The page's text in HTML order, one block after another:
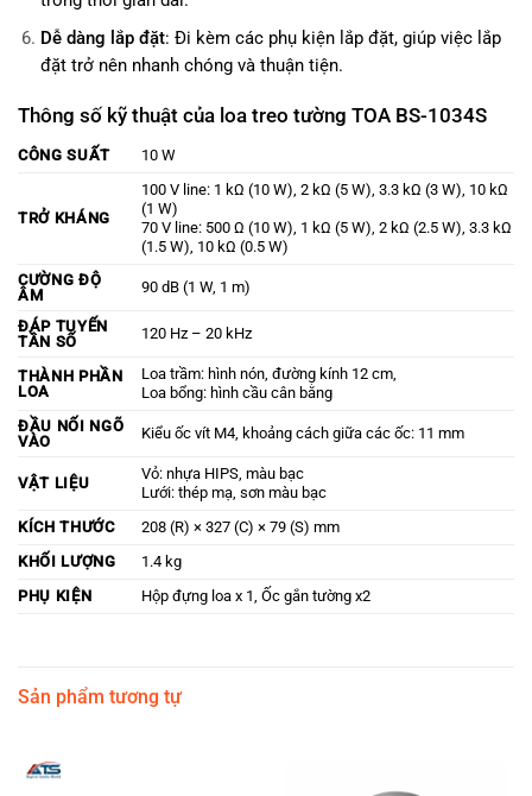
Dễ dàng lắp đặt: Đi kèm các phụ kiện lắp đặt, giúp việc lắp
đặt trở nên nhanh chóng và thuận tiện.
Thông số kỹ thuật của loa treo tường TOA BS-1034S
CÔNG SUẤT 10 W
TRỞ KHÁNG
100 V line: 1 kΩ (10 W), 2 kΩ (5 W), 3.3 kΩ (3 W), 10 kΩ
(1 W)
70 V line: 500 Ω (10 W), 1 kΩ (5 W), 2 kΩ (2.5 W), 3.3 kΩ
(1.5 W), 10 kΩ (0.5 W)
CƯỜNG ĐỘ
ÂM
90 dB (1 W, 1 m)
ĐÁP TUYẾN
TẦN SỐ
120 Hz – 20 kHz
THÀNH PHẦN
LOA
Loa trầm: hình nón, đường kính 12 cm,
Loa bổng: hình cầu cân bằng
ĐẦU NỐI NGÕ
VÀO
Kiểu ốc vít M4, khoảng cách giữa các ốc: 11 mm
VẬT LIỆU
Vỏ: nhựa HIPS, màu bạc
Lưới: thép mạ, sơn màu bạc
KÍCH THƯỚC
208 (R) × 327 (C) × 79 (S) mm
KHỐI LƯỢNG
1.4 kg
PHỤ KIỆN
Hộp đựng loa x 1, Ốc gắn tường x2
Sản phẩm tương tự